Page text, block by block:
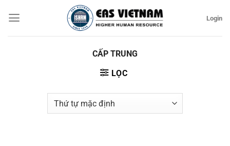
qua
Login
CẤP TRUNG
LỌC